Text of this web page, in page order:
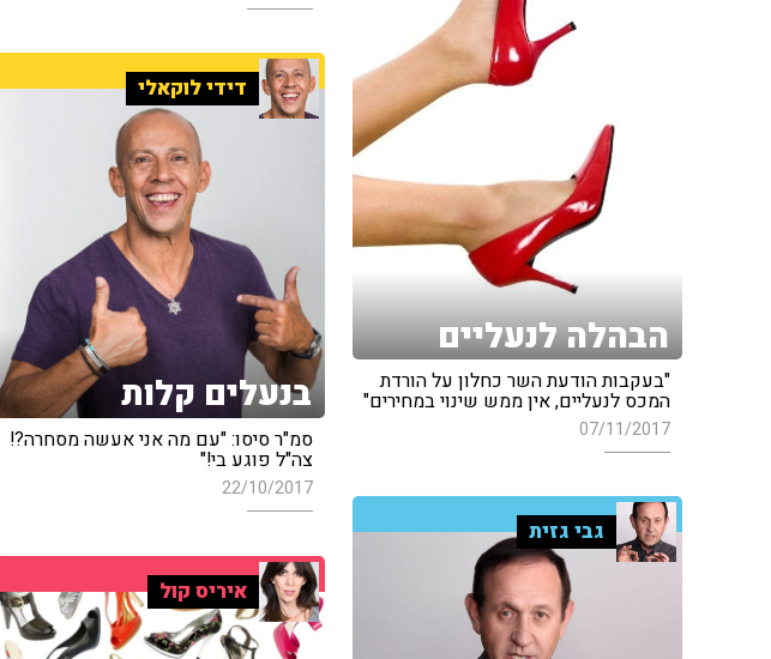
הבהלה לנעליים
"בעקבות הודעת השר כחלון על הורדת
המכס לנעליים, אין ממש שינוי במחירים"
07/11/2017
דידי לוקאלי
בנעלים קלות
סמ"ר סיסו: "עם מה אני אעשה מסחרה?!
צה"ל פוגע בי!"
22/10/2017
גבי גזית
איריס קול